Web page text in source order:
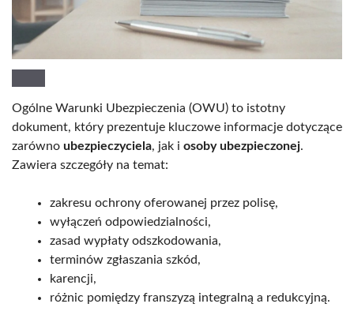
Ogólne Warunki Ubezpieczenia (OWU) to istotny
dokument, który prezentuje kluczowe informacje dotyczące
zarówno ubezpieczyciela, jak i osoby ubezpieczonej.
Zawiera szczegóły na temat:
zakresu ochrony oferowanej przez polisę,
wyłączeń odpowiedzialności,
zasad wypłaty odszkodowania,
terminów zgłaszania szkód,
karencji,
różnic pomiędzy franszyzą integralną a redukcyjną.